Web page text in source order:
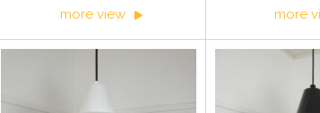
more view more